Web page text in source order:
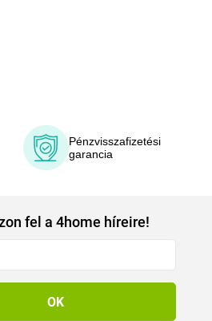
Pénzvisszafizetési
garancia
fel a 4home híreire!